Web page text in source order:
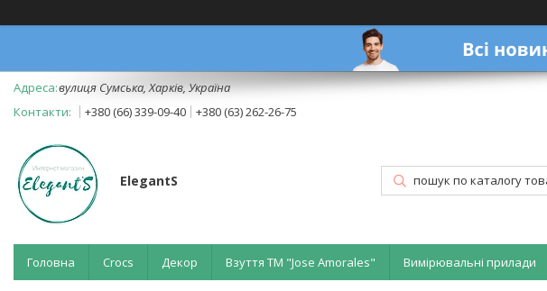
вулиця Сумська, Харків, Україна
+380 (66) 339-09-40
+380 (63) 262-26-75
ElegantS
Головна Crocs Декор Взуття ТМ "Jose Amorales" Вимірювальні прилади